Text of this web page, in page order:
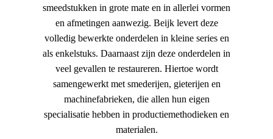
smeedstukken in grote mate en in allerlei vormen
en afmetingen aanwezig. Beijk levert deze
volledig bewerkte onderdelen in kleine series en
als enkelstuks. Daarnaast zijn deze onderdelen in
veel gevallen te restaureren. Hiertoe wordt
samengewerkt met smederijen, gieterijen en
machinefabrieken, die allen hun eigen
specialisatie hebben in productiemethodieken en
materialen.